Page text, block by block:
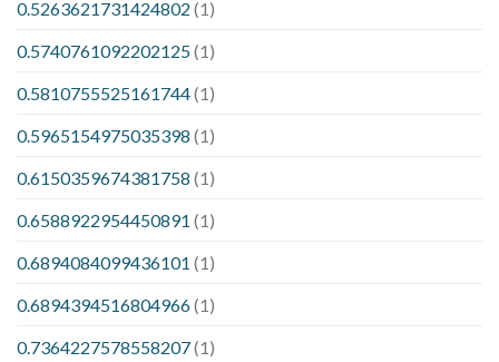
0.5263621731424802 (1)
0.5740761092202125(1)
0.5810755525161744(1)
0.5965154975035398 (1)
0.6150359674381758 (1)
0.6588922954450891 (1)
0.6894084099436101 (1)
0.6894394516804966(1)
0.7364227578558207(1)